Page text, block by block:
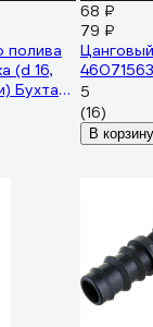
полива
(d 16,
Бухта
68 ₽
79 ₽
5
(16)
В корзину